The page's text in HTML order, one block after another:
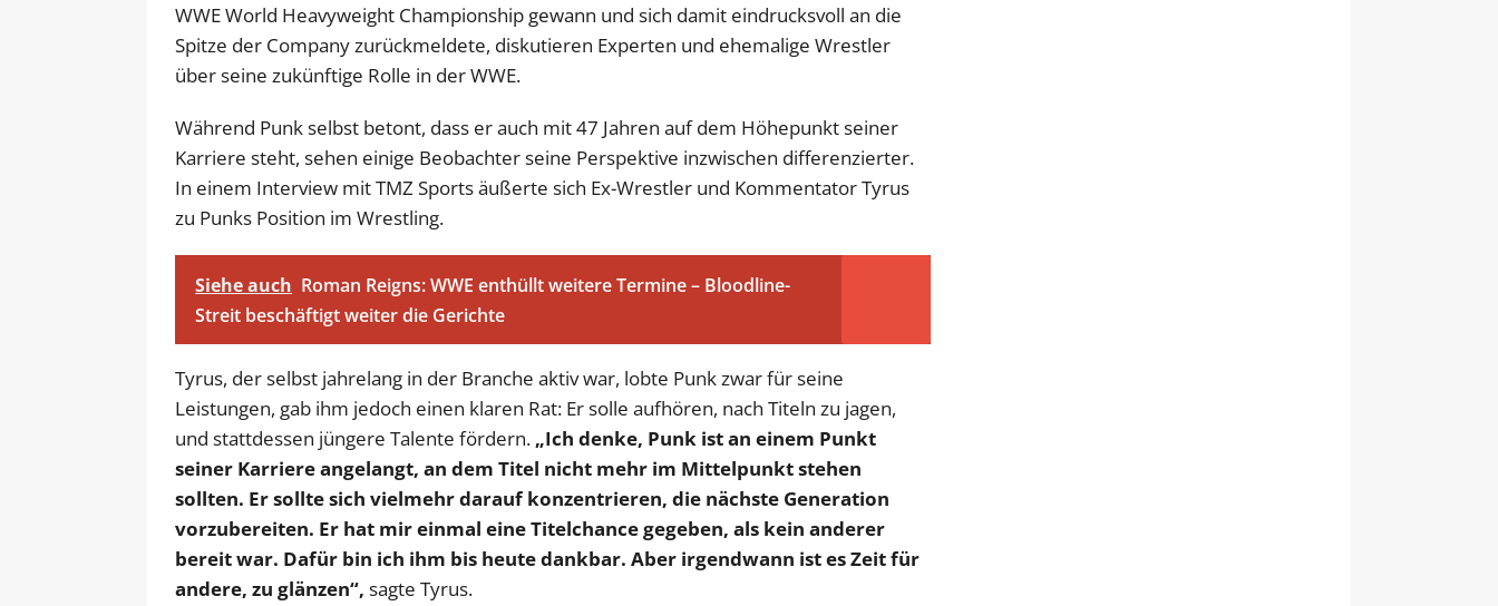
WWE World Heavyweight Championship gewann und sich damit eindrucksvoll an die
Spitze der Company zurückmeldete, diskutieren Experten und ehemalige Wrestler
über seine zukünftige Rolle in der WWE.
Während Punk selbst betont, dass er auch mit 47 Jahren auf dem Höhepunkt seiner
Karriere steht, sehen einige Beobachter seine Perspektive inzwischen differenzierter.
In einem Interview mit TMZ Sports äußerte sich Ex-Wrestler und Kommentator Tyrus
zu Punks Position im Wrestling.
Siehe auch Roman Reigns: WWE enthüllt weitere Termine – Bloodline-
Streit beschäftigt weiter die Gerichte
Tyrus, der selbst jahrelang in der Branche aktiv war, lobte Punk zwar für seine
Leistungen, gab ihm jedoch einen klaren Rat: Er solle aufhören, nach Titeln zu jagen,
und stattdessen jüngere Talente fördern. „Ich denke, Punk ist an einem Punkt
seiner Karriere angelangt, an dem Titel nicht mehr im Mittelpunkt stehen
sollten. Er sollte sich vielmehr darauf konzentrieren, die nächste Generation
vorzubereiten. Er hat mir einmal eine Titelchance gegeben, als kein anderer
bereit war. Dafür bin ich ihm bis heute dankbar. Aber irgendwann ist es Zeit für
andere, zu glänzen“, sagte Tyrus.